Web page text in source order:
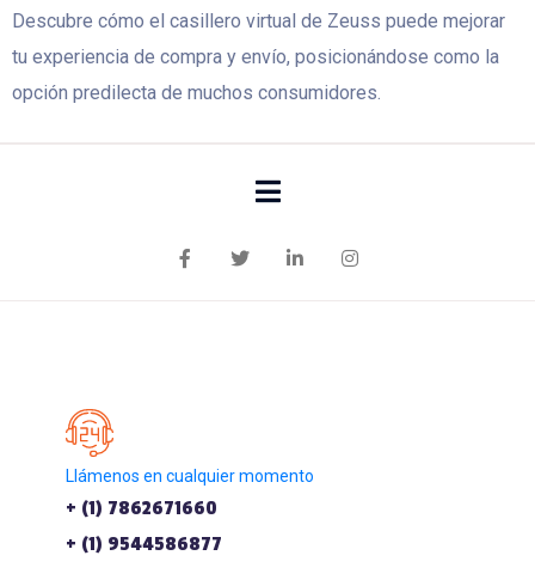
Descubre cómo el casillero virtual de Zeuss puede mejorar
tu experiencia de compra y envío, posicionándose como la
opción predilecta de muchos consumidores.
Llámenos en cualquier momento
+ (1) 7862671660
+ (1) 9544586877